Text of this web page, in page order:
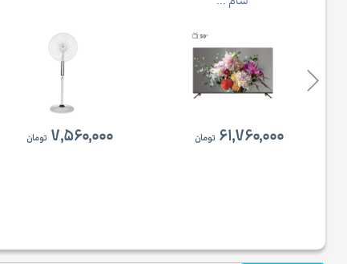
۷,۵۶۰,۰۰۰ تومان ۶۱,۷۶۰,۰۰۰ تومان